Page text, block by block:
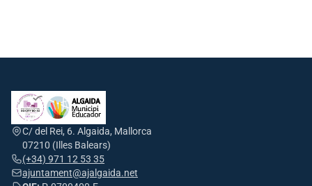
C/ del Rei, 6. Algaida, Mallorca
07210 (Illes Balears)
(+34) 971 12 53 35
ajuntament@ajalgaida.net